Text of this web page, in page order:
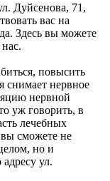
Дуйсенова, 71,
вас на
Здесь вы можете
повысить
снимает нервное
нервной
уж говорить, в
лечебных
сможете не
но и
ул.